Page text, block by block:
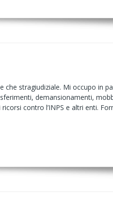
che stragiudiziale. Mi occupo in
demansionamenti,
contro l’INPS e altri enti.